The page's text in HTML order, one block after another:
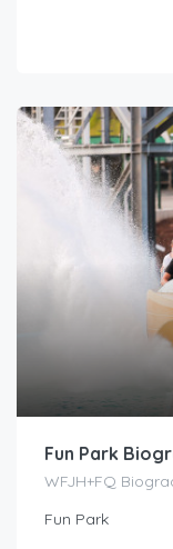
Fun Park
WFJH+FQ
Fun Park